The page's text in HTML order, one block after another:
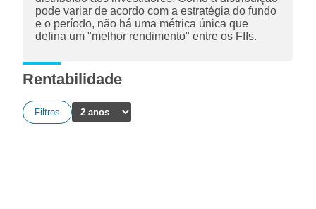
pode variar de acordo com a estratégia do fundo
e o período, não há uma métrica única que
defina um "melhor rendimento" entre os FIIs.
Rentabilidade
Filtros